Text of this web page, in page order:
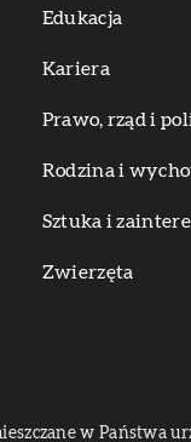
Edukacja
Kariera
Prawo, rząd i
Rodzina i
Sztuka i
Zwierzęta
w Państwa